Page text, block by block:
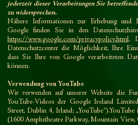
jederzeit dieser Verarbeitungen Sie
zu widersprechen.
Nähere Informationen zur Erhebung und
Google finden Sie in den
https://www.google.com/privacypolicy.html.
Datenschutzcenter die Möglichkeit, Ihre
dass Sie Ihre von Google verarbeiteten
können.
Verwendung von YouTube
Wir verwenden auf unserer Website die
YouTube-Videos der Google Ireland
Street, Dublin 4, Irland;
(1600 Amphitheatre Parkway, Mountain View,